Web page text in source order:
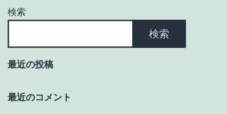
ョ
検索
検索
最近の投稿
最近のコメント